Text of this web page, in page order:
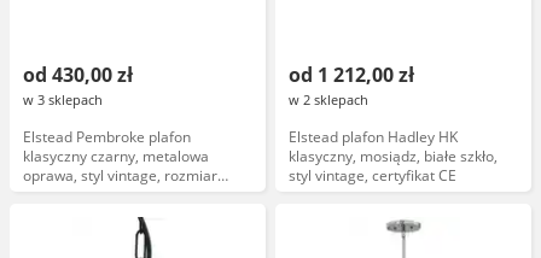
od 430,00 zł
w 3 sklepach
Elstead Pembroke plafon
klasyczny czarny, metalowa
oprawa, styl vintage, rozmiar
średni
od 1 212,00 zł
w 2 sklepach
Elstead plafon Hadley HK
klasyczny, mosiądz, białe szkło,
styl vintage, certyfikat CE